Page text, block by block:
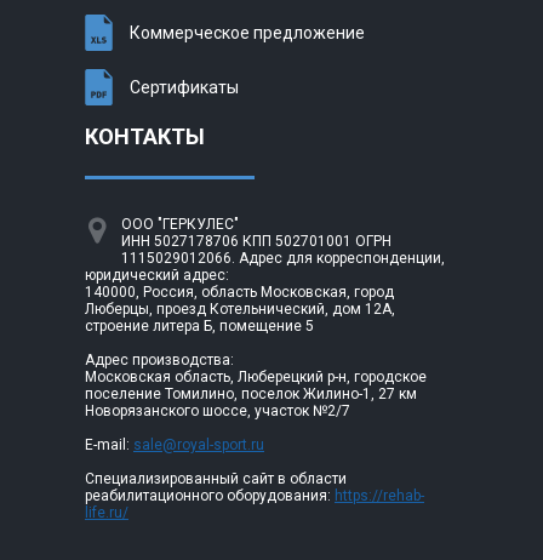
Коммерческое предложение
Сертификаты
КОНТАКТЫ
ООО "ГЕРКУЛЕС"
ИНН 5027178706 КПП 502701001 ОГРН
1115029012066. Адрес для корреспонденции,
юридический адрес:
140000, Россия, область Московская, город
Люберцы, проезд Котельнический, дом 12А,
строение литера Б, помещение 5
Адрес производства:
Московская область, Люберецкий р-н, городское
поселение Томилино, поселок Жилино-1, 27 км
Новорязанского шоссе, участок №2/7
E-mail: sale@royal-sport.ru
Специализированный сайт в области
реабилитационного оборудования: https://rehab-
life.ru/